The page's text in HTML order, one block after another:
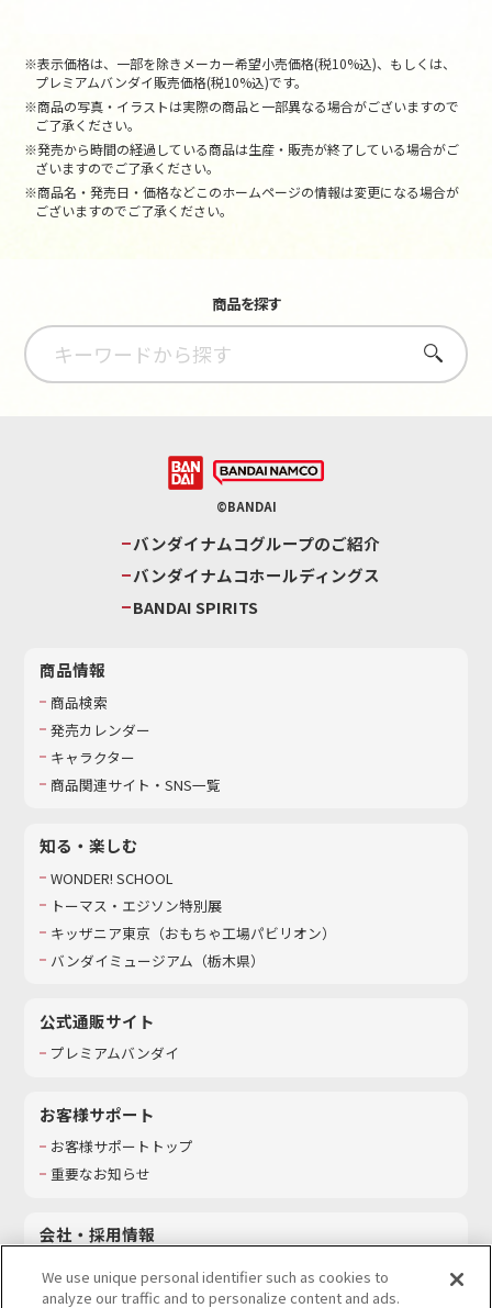
※表示価格は、一部を除きメーカー希望小売価格(税10%込)、もしくは、
プレミアムバンダイ販売価格(税10%込)です。
※商品の写真・イラストは実際の商品と一部異なる場合がございますので
ご了承ください。
※発売から時間の経過している商品は生産・販売が終了している場合がご
ざいますのでご了承ください。
※商品名・発売日・価格などこのホームページの情報は変更になる場合が
ございますのでご了承ください。
商品を探す
さがす
©BANDAI
バンダイナムコグループのご紹介
バンダイナムコホールディングス
BANDAI SPIRITS
商品情報
商品検索
発売カレンダー
キャラクター
商品関連サイト・SNS一覧
知る・楽しむ
WONDER! SCHOOL
トーマス・エジソン特別展
キッザニア東京（おもちゃ工場パビリオン）​
バンダイミュージアム（栃木県）
公式通販サイト
プレミアムバンダイ
お客様サポート
お客様サポートトップ
重要なお知らせ
会社・採用情報
採用情報
We use unique personal identifier such as cookies to
analyze our traffic and to personalize content and ads.